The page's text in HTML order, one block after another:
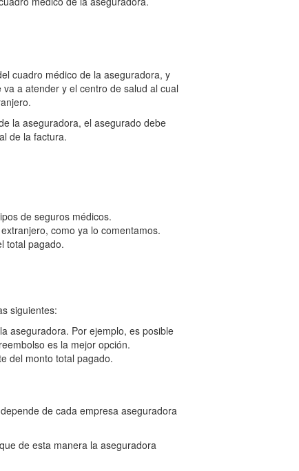
cuadro médico de la aseguradora, y
a atender y el centro de salud al cual
la aseguradora, el asegurado debe
de la factura.
de seguros médicos.
como ya lo comentamos.
total pagado.
siguientes:
aseguradora. Por ejemplo, es posible
es la mejor opción.
del monto total pagado.
de cada empresa aseguradora
de esta manera la aseguradora